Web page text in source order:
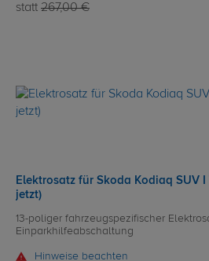
statt 267,00 €
Elektrosatz für Skoda Kodiaq SUV I
jetzt)
13-poliger fahrzeugspezifischer
Einparkhilfeabschaltung
Hinweise beachten